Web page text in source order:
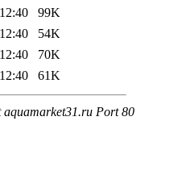
99K
54K
70K
61K
aquamarket31.ru Port 80